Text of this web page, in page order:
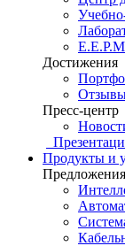
Достижения
Пресс-центр
Продукты и
Предложения